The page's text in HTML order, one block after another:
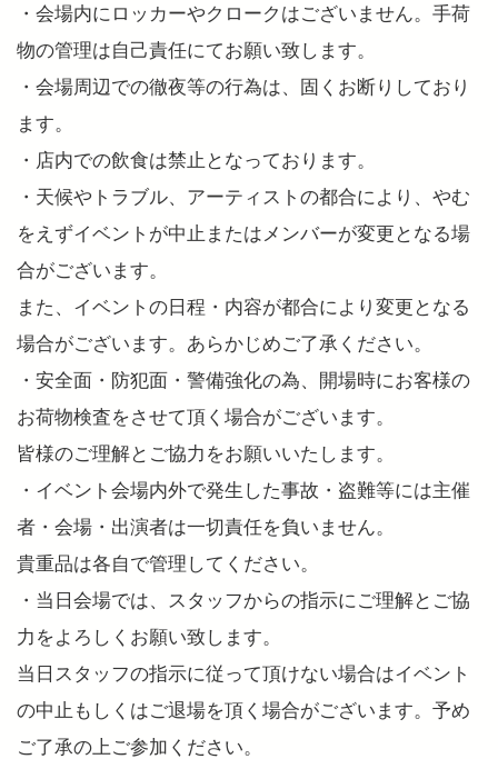
・会場内にロッカーやクロークはございません。手荷
物の管理は自己責任にてお願い致します。
・会場周辺での徹夜等の行為は、固くお断りしており
ます。
・店内での飲食は禁止となっております。
・天候やトラブル、アーティストの都合により、やむ
をえずイベントが中止またはメンバーが変更となる場
合がございます。
また、イベントの日程・内容が都合により変更となる
場合がございます。あらかじめご了承ください。
・安全面・防犯面・警備強化の為、開場時にお客様の
お荷物検査をさせて頂く場合がございます。
皆様のご理解とご協力をお願いいたします。
・イベント会場内外で発生した事故・盗難等には主催
者・会場・出演者は一切責任を負いません。
貴重品は各自で管理してください。
・当日会場では、スタッフからの指示にご理解とご協
力をよろしくお願い致します。
当日スタッフの指示に従って頂けない場合はイベント
の中止もしくはご退場を頂く場合がございます。予め
ご了承の上ご参加ください。